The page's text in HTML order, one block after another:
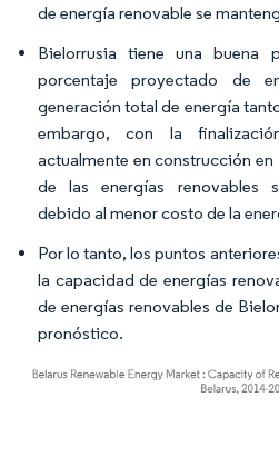
de energía renovable se
Bielorrusia tiene una buena
porcentaje proyectado de
generación total de energía
embargo, con la
actualmente en construcción
de las energías renovables
debido al menor costo de la
Por lo tanto, los puntos
la capacidad de energías
de energías renovables de
pronóstico.